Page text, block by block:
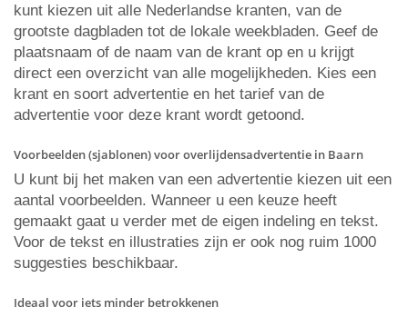
kunt kiezen uit alle Nederlandse kranten, van de
grootste dagbladen tot de lokale weekbladen. Geef de
plaatsnaam of de naam van de krant op en u krijgt
direct een overzicht van alle mogelijkheden. Kies een
krant en soort advertentie en het tarief van de
advertentie voor deze krant wordt getoond.
Voorbeelden (sjablonen) voor overlijdensadvertentie in Baarn
U kunt bij het maken van een advertentie kiezen uit een
aantal voorbeelden. Wanneer u een keuze heeft
gemaakt gaat u verder met de eigen indeling en tekst.
Voor de tekst en illustraties zijn er ook nog ruim 1000
suggesties beschikbaar.
Ideaal voor iets minder betrokkenen